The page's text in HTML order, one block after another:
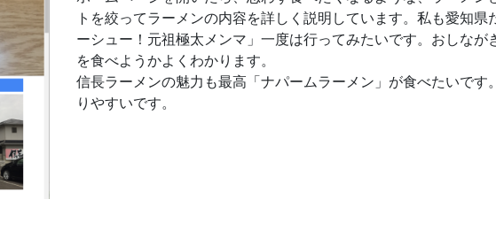
トを絞ってラーメンの内容を詳しく説明しています。私も愛知県
ーシュー！元祖極太メンマ」一度は行ってみたいです。おしなが
を食べようかよくわかります。
信長ラーメンの魅力も最高「ナパームラーメン」が食べたいです
りやすいです。